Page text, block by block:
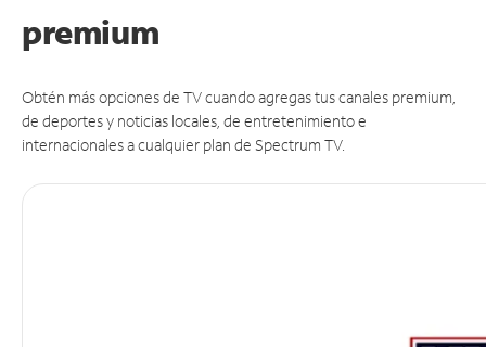
premium
Obtén más opciones de TV cuando agregas tus canales premium,
de deportes y noticias locales, de entretenimiento e
internacionales a cualquier plan de Spectrum TV.